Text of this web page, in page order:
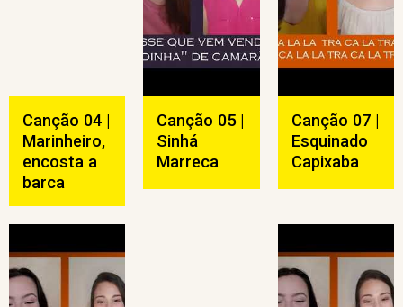
Canção 04 |
Marinheiro,
encosta a
barca
Canção 05 |
Sinhá
Marreca
Canção 07 |
Esquinado
Capixaba